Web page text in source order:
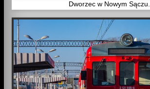
Dworzec w Nowym Sączu.